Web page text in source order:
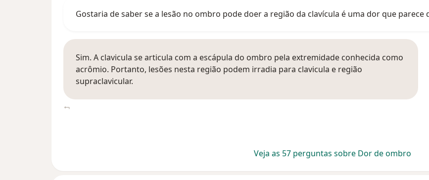
Gostaria de saber se a lesão no ombro pode doer a região da clavícula é uma dor que parece
Sim. A clavicula se articula com a escápula do ombro pela extremidade conhecida como
acrômio. Portanto, lesões nesta região podem irradia para clavicula e região
supraclavicular.
Veja as 57 perguntas sobre Dor de ombro